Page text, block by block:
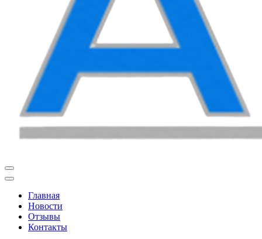
Главная
Новости
Отзывы
Контакты